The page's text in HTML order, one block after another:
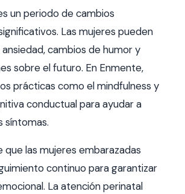
un periodo de cambios
Las mujeres pueden
cambios de humor y
sobre el futuro. En Enmente,
prácticas como el mindfulness y
conductual para ayudar a
síntomas.
que las mujeres embarazadas
continuo para garantizar
La atención perinatal